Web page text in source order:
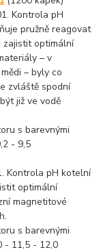
Kontrola pH
pružně reagovat
zajistit optimální
– v
– byly co
zvláště spodní
již ve vodě
s barevnými
- 9,5
Kontrola pH kotelní
optimální
magnetitové
s barevnými
- 11,5 - 12,0